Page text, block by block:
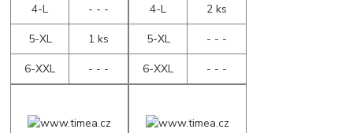
4-L
- - -
5-XL
1 ks
6-XXL
- - -
4-L
2 ks
5-XL
- - -
6-XXL
- - -